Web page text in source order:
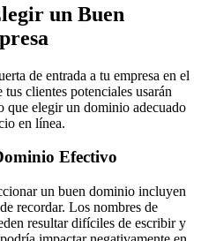
un Buen
de entrada a tu empresa en el
clientes potenciales usarán
que elegir un dominio adecuado
en línea.
Efectivo
un buen dominio incluyen
recordar. Los nombres de
resultar difíciles de escribir y